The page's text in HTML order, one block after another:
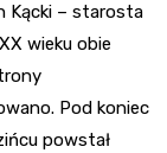
Kącki – starosta
wieku obie
Pod koniec
powstał